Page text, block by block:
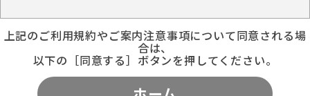
上記のご利用規約やご案内注意事項について同意される場
合は、
以下の［同意する］ボタンを押してください。